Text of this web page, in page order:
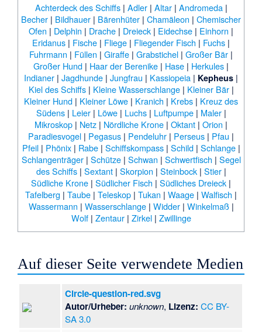
Achterdeck des Schiffs| Adler| Altar| Andromeda|
Becher | Bildhauer | Bärenhüter | Chamäleon | Chemischer
Ofen | Delphin | Drache | Dreieck | Eidechse | Einhorn |
Eridanus | Fische | Fliege | Fliegender Fisch | Fuchs |
Fuhrmann | Füllen | Giraffe | Grabstichel | Großer Bär |
Großer Hund | Haar der Berenike | Hase | Herkules |
Indianer | Jagdhunde | Jungfrau | Kassiopeia | Kepheus |
Kiel des Schiffs| Kleine Wasserschlange| Kleiner Bär|
Kleiner Hund | Kleiner Löwe | Kranich | Krebs | Kreuz des
Südens| Leier| Löwe| Luchs| Luftpumpe| Maler|
Mikroskop | Netz | Nördliche Krone | Oktant | Orion |
Paradiesvogel | Pegasus | Pendeluhr | Perseus | Pfau |
Pfeil| Phönix| Rabe| Schiffskompass| Schild| Schlange|
Schlangenträger| Schütze| Schwan | Schwertfisch | Segel
des Schiffs| Sextant| Skorpion | Steinbock| Stier|
Südliche Krone | Südlicher Fisch | Südliches Dreieck |
Tafelberg | Taube | Teleskop | Tukan | Waage | Walfisch |
Wassermann | Wasserschlange| Widder| Winkelmaß|
Wolf| Zentaur| Zirkel| Zwillinge
Auf dieser Seite verwendete Medien
Circle-question-red.svg
Autor/Urheber: unknown, Lizenz: CC BY-
SA 3.0